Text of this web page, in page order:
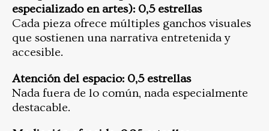
especializado en artes): 0,5 estrellas
Cada pieza ofrece múltiples ganchos visuales
que sostienen una narrativa entretenida y
accesible.
Atención del espacio: 0,5 estrellas
Nada fuera de lo común, nada especialmente
destacable.